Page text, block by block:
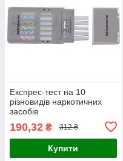
Експрес-тест на 10
різновидів наркотичних
засобів
190,32 ₴ 312 ₴
Купити